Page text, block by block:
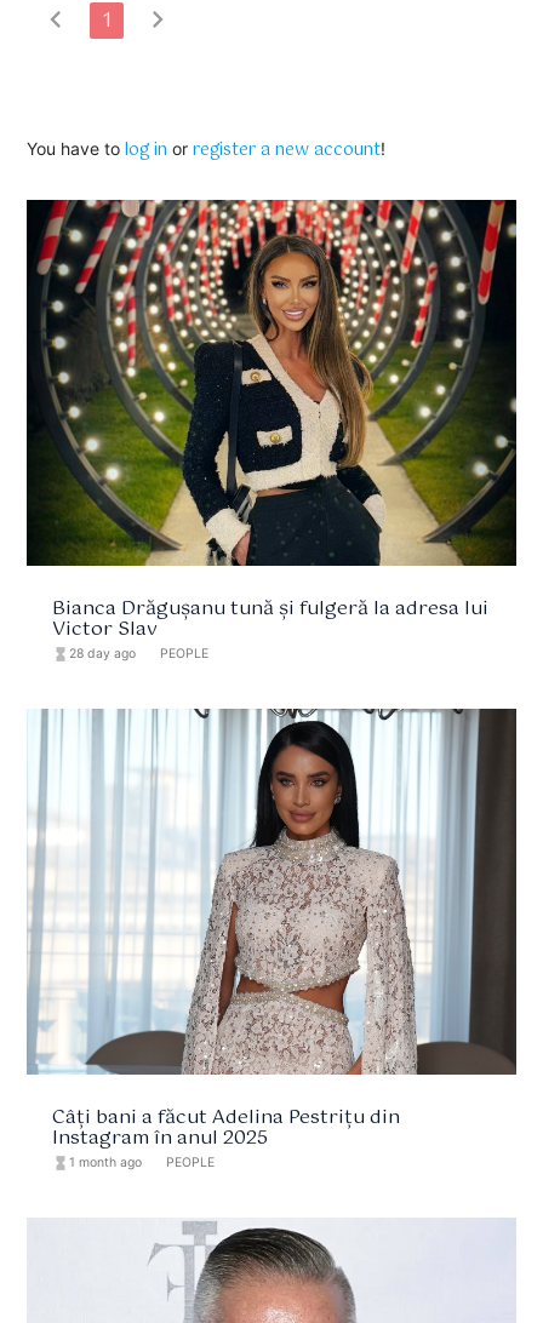
chevron_left 1 chevron_right
You have tolog in orregister a new account!
Bianca Drăgușanu tună și fulgeră la adresa lui
Victor Slav
hourglass_full 28 day ago PEOPLE
Câți bani a făcut Adelina Pestrițu din
Instagram în anul 2025
hourglass_full 1 month ago PEOPLE